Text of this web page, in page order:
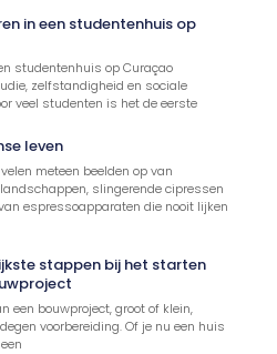
in een studentenhuis op
studentenhuis op Curaçao
zelfstandigheid en sociale
veel studenten is het de eerste
leven
meteen beelden op van
slingerende cipressen
espressoapparaten die nooit lijken
stappen bij het starten
een bouwproject, groot of klein,
voorbereiding. Of je nu een huis